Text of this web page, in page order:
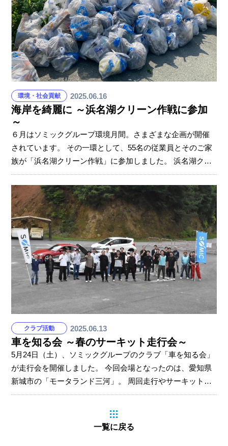
なった2024-25シーズンも、たくさんのソミック社員が現地
で観戦。ソミックマネージメントホールディングスの石川
雅洋社長も、冷め止まぬ熱気と共に感想を伝え、来シーズ
ン
環境・社会貢献 2025.06.16
海岸を綺麗に ～浜名湖クリーン作戦に参加
～
６月はソミックグループ環境月間。さまざまな企画が開催
されています。 その一環として、55名の従業員とそのご家
族が「浜名湖クリーン作戦」に参加しました。 浜名湖クリ
ーン作戦は、静岡県、浜名湖に接する自治体、並びに民間
団体等により構成された「浜名湖の水をきれいにする会」
が主催となり、毎年6月の第一日曜日に実施されています。
複数にわたる会場の中で、ソミックグループは舞阪町海岸
を清掃。 当日は三光会の皆さんと一緒に、ソミックマネー
ジメントホールディングス総務部で静岡SSUボニータ所属
の、三輪玲奈選手と中川瑚々選手の姿も。 もちろん、ソミ
ックマネージメントホールディングスの石川雅洋社長も
クラブ活動 2025.06.13
車を知る会 ～春のサーキット走行会～
5月24日（土）、ソミックグループのクラブ「車を知る会」
が走行会を開催しました。 今回会場となったのは、愛知県
新城市の「モータランド三河」。 周回走行やサーキット走
行を行い、普段なかなか味わえないようなドライビング体
に必要不可欠な自動車の足回り部品「ボールジョイント」
一覧に戻る